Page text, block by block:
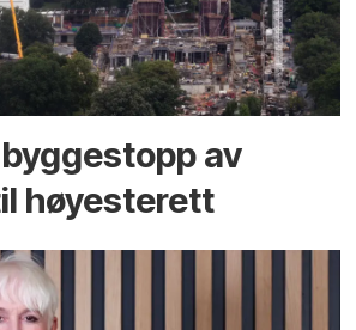
av
høyesterett